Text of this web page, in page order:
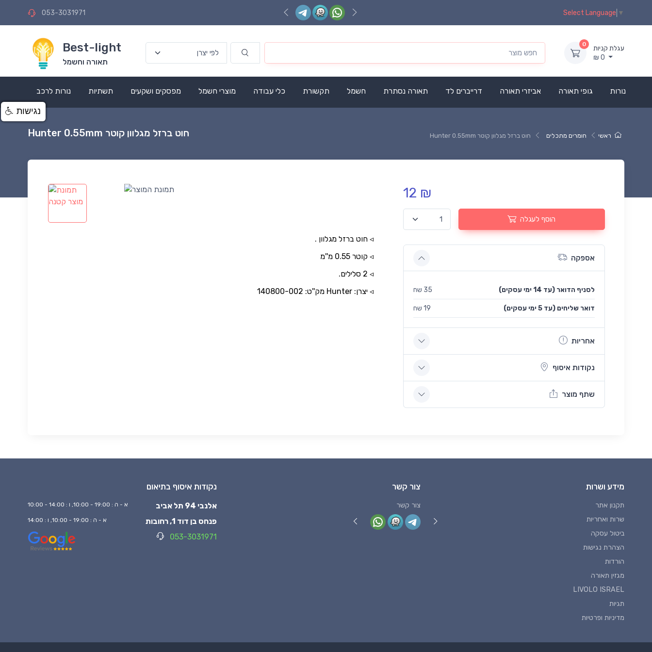
053-3031971 Select Language ▼
Best-light
תאורה וחשמל
0
עגלת קניות
₪ 0
נורות גופי תאורה אביזרי תאורה דרייברים לד תאורה נסתרת חשמל תקשורת כלי עבודה מוצרי חשמל מפסקים ושקעים תשתיות נורות לרכב
חוט ברזל מגלוון קוטר Hunter 0.55mm ראשי חומרים מתכלים חוט ברזל מגלוון קוטר Hunter 0.55mm
◃ חוט ברזל מגלוון .
◃ קוטר 0.55 מ''מ
◃ 2 סלילים.
◃ יצרן: Hunter מק''ט: 140800-002
12 ₪
הוסף לעגלה
אספקה
לסניף הדואר (עד 14 ימי עסקים) 35 שח
(עד 5 ימי עסקים) דואר שליחים 19 שח
אחריות
נקודות איסוף
שתף מוצר
מידע ושרות
תקנון אתר
שרות ואחריות
ביטול עסקה
הצהרת נגישות
הורדות
מגזין תאורה
LIVOLO ISRAEL
תגיות
מדיניות ופרטיות
צור קשר
צור קשר
נקודות איסוף בתיאום
אלנבי 94 תל אביב א - ה : 19:00 - 10:00, ו : 14:00 - 10:00
פנחס בן דוד 1, רחובות א - ה : 19:00 - 10:00, ו : 14:00
053-3031971
נגישות